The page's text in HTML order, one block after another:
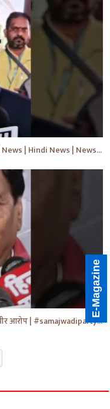
सरकार हो जाएगी सत्ता से बेदखल - Ram Gopal | News | Hindi News | News Today | #shorts #ytshorts #yt
BJP के लिए Shivpal Yadav Yadav ने लगाया गंभीर आरोप | #samajwadiparty | Akhilesh Yadav | #shorts #yt
E-Magazine